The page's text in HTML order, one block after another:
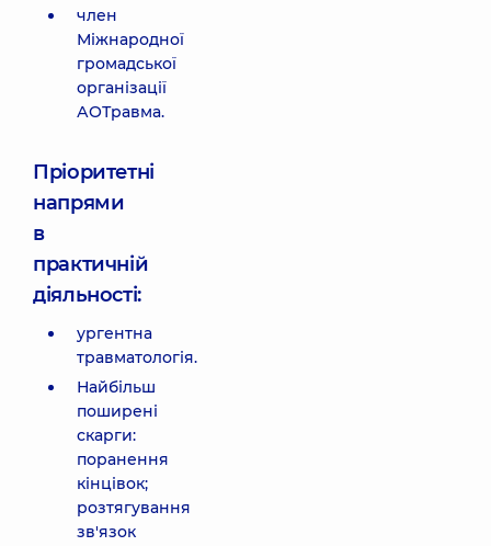
член
Міжнародної
громадської
організації
АОТравма.
Пріоритетні
напрями
в
практичній
діяльності:
ургентна
травматологія.
Найбільш
поширені
скарги:
поранення
кінцівок;
розтягування
зв'язок